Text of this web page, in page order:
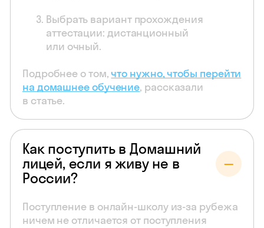
Выбрать вариант прохождения
аттестации: дистанционный
или очный.
Подробнее о том,что нужно, чтобы перейти
на домашнее обучение, рассказали
в статье.
Как поступить в Домашний
лицей, если я живу не в
России?
Поступление в онлайн-школу из-за рубежа
ничем не отличается от поступления